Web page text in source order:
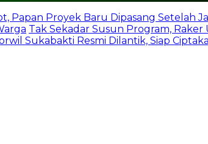
Papan Proyek Baru Dipasang Setelah
Tak Sekadar Susun Program,
Sukabakti Resmi Dilantik, Siap